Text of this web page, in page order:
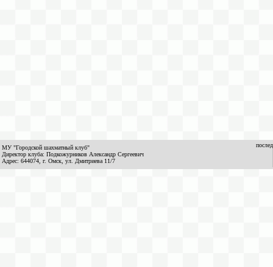
МУ "Городской шахматный клуб"
Директор клуба: Подкожурников Александр Сергеевич
Адрес: 644074, г. Омск, ул. Дмитриева 11/7